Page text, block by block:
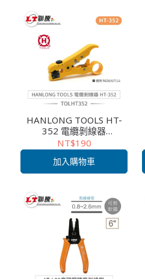
HANLONG TOOLS HT-
352 電纜剝線器
RG59/6/7/11 同軸電纜剝
皮 網路布線 電子維修 快速
剝皮
NT$190
加入購物車